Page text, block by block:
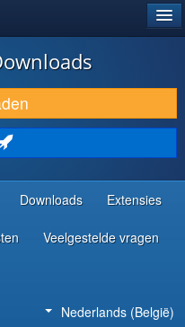
Downloads Extensies
Veelgestelde vragen
Nederlands (België)